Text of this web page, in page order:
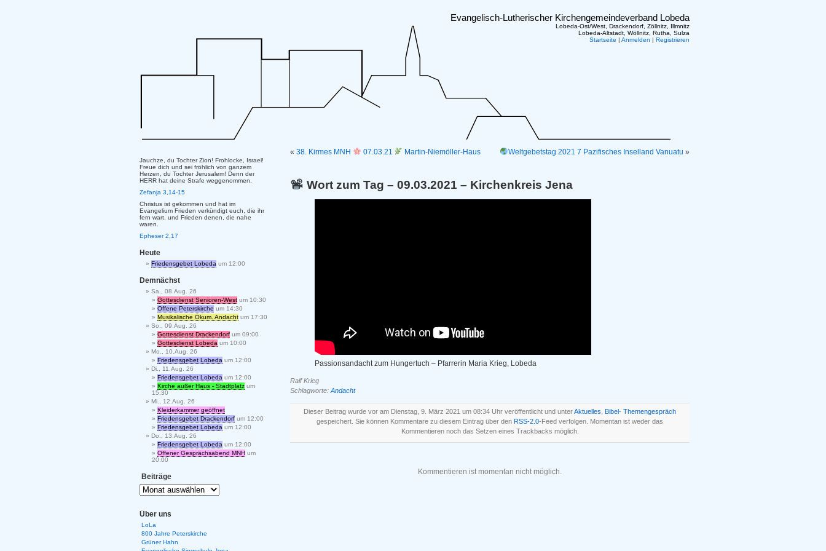
Evangelisch-Lutherischer Kirchengemeindeverband Lobeda
Lobeda-Ost/West, Drackendorf, Zöllnitz, Illmnitz
Lobeda-Altstadt, Wöllnitz, Rutha, Sulza
Startseite | Anmelden | Registrieren
« 38. Kirmes MNH 07.03.21 Martin-Niemöller-Haus Weltgebetstag 2021 7 Pazifisches Inselland Vanuatu »
Wort zum Tag – 09.03.2021 – Kirchenkreis Jena
Passionsandacht zum Hungertuch – Pfarrerin Maria Krieg, Lobeda
Ralf Krieg
Schlagworte: Andacht
Dieser Beitrag wurde vor am Dienstag, 9. März 2021 um 08:34 Uhr veröffentlicht und unterAktuelles
Bibel- Themengespräch
gespeichert. Sie können Kommentare zu diesem Eintrag über den RSS-2.0-Feed verfolgen. Momentan ist weder das
Kommentieren noch das Setzen eines Trackbacks möglich.
Kommentieren ist momentan nicht möglich.
Jauchze, du Tochter Zion! Frohlocke, Israel!
Freue dich und sei fröhlich von ganzem
Herzen, du Tochter Jerusalem! Denn der
HERR hat deine Strafe weggenommen.
Zefanja 3,14-15
Christus ist gekommen und hat im
Evangelium Frieden verkündigt euch, die ihr
fern wart, und Frieden denen, die nahe
waren.
Epheser 2,17
Heute
Friedensgebet Lobeda um 12:00
Demnächst
Sa., 08.Aug. 26
Gottesdienst Senioren-West um 10:30
Offene Peterskirche um 14:30
Musikalische Ökum. Andacht um 17:30
So., 09.Aug. 26
Gottesdienst Drackendorf um 09:00
Gottesdienst Lobeda um 10:00
Mo., 10.Aug. 26
Friedensgebet Lobeda um 12:00
Di., 11.Aug. 26
Friedensgebet Lobeda um 12:00
Kirche außer Haus - Stadtplatz um
15:30
Mi., 12.Aug. 26
Kleiderkammer geöffnet
Friedensgebet Drackendorf um 12:00
Friedensgebet Lobeda um 12:00
Do., 13.Aug. 26
Friedensgebet Lobeda um 12:00
Offener Gesprächsabend MNH um
20:00
Beiträge
Über uns
LoLa
800 Jahre Peterskirche
Grüner Hahn